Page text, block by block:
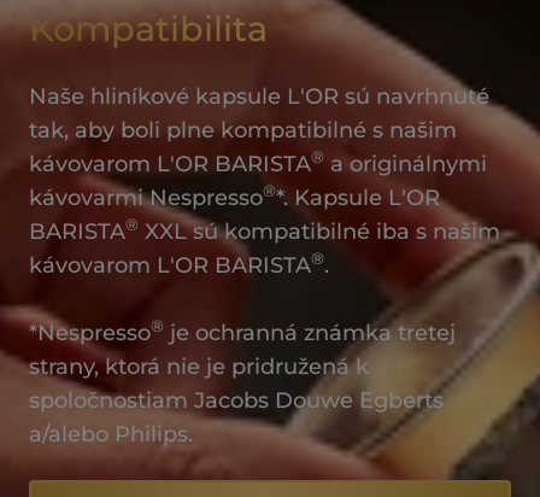
Kompatibilita
Naše hliníkové kapsule L'OR sú navrhnuté
tak, aby boli plne kompatibilné s našim
kávovarom L'OR BARISTA® a originálnymi
kávovarmi Nespresso®*. Kapsule L'OR
BARISTA® XXL sú kompatibilné iba s našim
kávovarom L'OR BARISTA®.
*Nespresso® je ochranná známka tretej
strany, ktorá nie je pridružená k
spoločnostiam Jacobs Douwe Egberts
a/alebo Philips.